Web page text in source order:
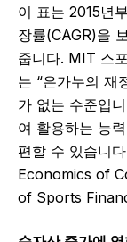
이 표는 2015년
장률(CAGR)을
줍니다. MIT 스
는 “은가누의 재
가 없는 수준입
여 활용하는 능
편할 수 있습니
Economics of
of Sports